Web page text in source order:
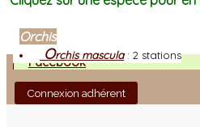
Facebook
Connexion adhérent
Orchis
Orchis mascula: 2 stations